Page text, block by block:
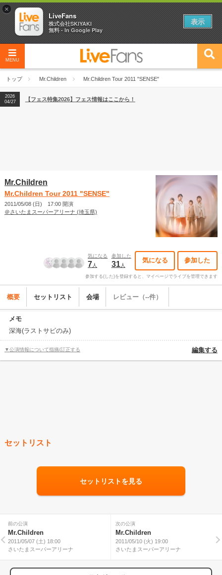
MENU
トップ Mr.Children Mr.Children Tour 2011 "SENSE"
2026
04/27
【フェス特集2026】フェス情報はここから！
2026
【ライブ動員ランキング】2026年上半期編発表！
2026
04/27
2026
Mr.Children
Mr.Children Tour 2011 "SENSE"
2011/05/08 (日) 17:00 開演
＠さいたまスーパーアリーナ (埼玉県)
気になる
7人
参加した
31人
気になる 参加した
参加する(した)を登録すると、マイページでライブを管理できます
概要 セットリスト 会場 レビュー（--件）
メモ
深海(ラストサビのみ)
▼公演情報について指摘/訂正する 編集する
セットリスト
セットリストを見る
前の公演
Mr.Children
2011/05/07 (土) 18:00
さいたまスーパーアリーナ
次の公演
Mr.Children
2011/05/10 (火) 19:00
さいたまスーパーアリーナ
×
LiveFans
株式会社SKIYAKI
無料 - In Google Play
表示